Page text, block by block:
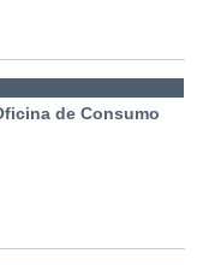
de Consumo